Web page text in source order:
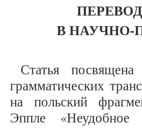
В НАУЧНО-
Статья
грамматических
на польский
Эппле